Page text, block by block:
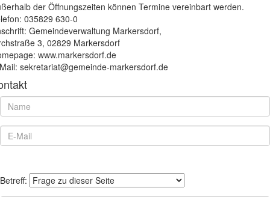
der Öffnungszeiten können Termine vereinbart werden.
035829 630-0
Gemeindeverwaltung Markersdorf,
3, 02829 Markersdorf
www.markersdorf.de
sekretariat@gemeinde-markersdorf.de
Betreff: